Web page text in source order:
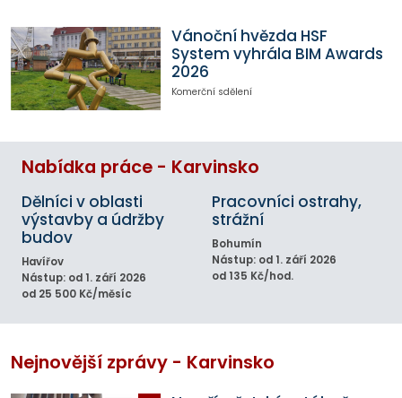
Vánoční hvězda HSF
System vyhrála BIM Awards
2026
Komerční sdělení
Nabídka práce - Karvinsko
Dělníci v oblasti
výstavby a údržby
budov
Havířov
Nástup: od 1. září 2026
od 25 500 Kč/měsíc
Pracovníci ostrahy,
strážní
Bohumín
Nástup: od 1. září 2026
od 135 Kč/hod.
Nejnovější zprávy - Karvinsko